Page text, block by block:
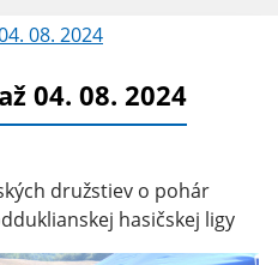
08. 2024
04. 08. 2024
družstiev o pohár
hasičskej ligy